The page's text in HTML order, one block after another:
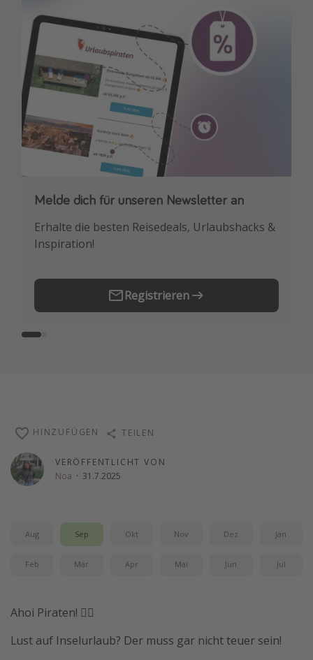
Travel Know How
Silvesterreisen
Last Minute Urlaub Mallorca
Last Minute Urlaub Deutschland
Melde dich für unseren Newsletter an
Erhalte die besten Reisedeals, Urlaubshacks &
Inspiration!
Registrieren
Downloade unsere App
Buche die besten Reiseschnäppchen als
Erstes.
VERÖFFENTLICHT VON
Noa · 31.7.2025
HINZUFÜGEN TEILEN
Aug Sep Okt Nov Dez Jan
Feb Mär Apr Mai Jun Jul
Ahoi Piraten! 🏴‍☠️
Lust auf Inselurlaub? Der muss gar nicht teuer sein!